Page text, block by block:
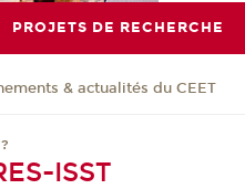
PROJETS DE RECHERCHE
& actualités du CEET
ISST